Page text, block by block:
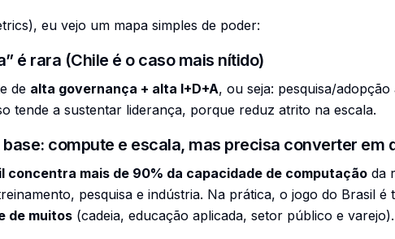
eu vejo um mapa simples de poder:
é rara (Chile é o caso mais nítido)
de alta governança + alta I+D+A, ou seja: pesquisa/
tende a sustentar liderança, porque reduz atrito na escala.
base: compute e escala, mas precisa converter em
concentra mais de 90% da capacidade de computação da
pesquisa e indústria. Na prática, o jogo do Brasil é
de muitos (cadeia, educação aplicada, setor público e varejo).